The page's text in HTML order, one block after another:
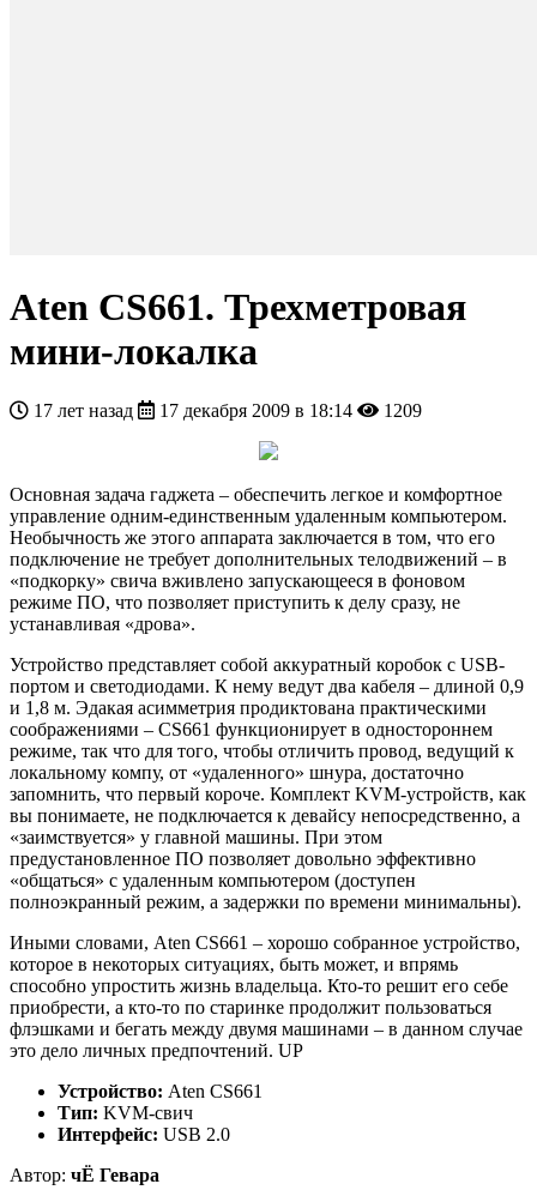
Aten CS661. Трехметровая
мини-локалка
17 лет назад 17 декабря 2009 в 18:14 1209
Основная задача гаджета – обеспечить легкое и комфортное
управление одним-единственным удаленным компьютером.
Необычность же этого аппарата заключается в том, что его
подключение не требует дополнительных телодвижений – в
«подкорку» свича вживлено запускающееся в фоновом
режиме ПО, что позволяет приступить к делу сразу, не
устанавливая «дрова».
Устройство представляет собой аккуратный коробок с USB-
портом и светодиодами. К нему ведут два кабеля – длиной 0,9
и 1,8 м. Эдакая асимметрия продиктована практическими
соображениями – CS661 функционирует в одностороннем
режиме, так что для того, чтобы отличить провод, ведущий к
локальному компу, от «удаленного» шнура, достаточно
запомнить, что первый короче. Комплект KVM-устройств, как
вы понимаете, не подключается к девайсу непосредственно, а
«заимствуется» у главной машины. При этом
предустановленное ПО позволяет довольно эффективно
«общаться» с удаленным компьютером (доступен
полноэкранный режим, а задержки по времени минимальны).
Иными словами, Aten CS661 – хорошо собранное устройство,
которое в некоторых ситуациях, быть может, и впрямь
способно упростить жизнь владельца. Кто-то решит его себе
приобрести, а кто-то по старинке продолжит пользоваться
флэшками и бегать между двумя машинами – в данном случае
это дело личных предпочтений. UP
Устройство: Aten CS661
Тип: KVM-свич
Интерфейс: USB 2.0
Автор: чЁ Гевара